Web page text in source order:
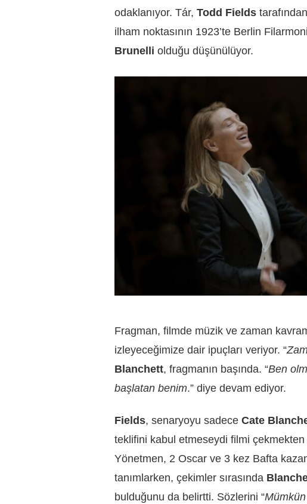
odaklanıyor. Tár, Todd Fields
ilham noktasının 1923’te Berlin
Brunelli olduğu düşünülüyor.
Fragman, filmde müzik ve zaman
izleyeceğimize dair ipuçları veriyor. “
Blanchett, fragmanın başında. “Ben
başlatan benim.” diye devam ediyor.
Fields, senaryoyu sadece Cate
teklifini kabul etmeseydi filmi
Yönetmen, 2 Oscar ve 3 kez Bafta
tanımlarken, çekimler sırasında
bulduğunu da belirtti. Sözlerini “